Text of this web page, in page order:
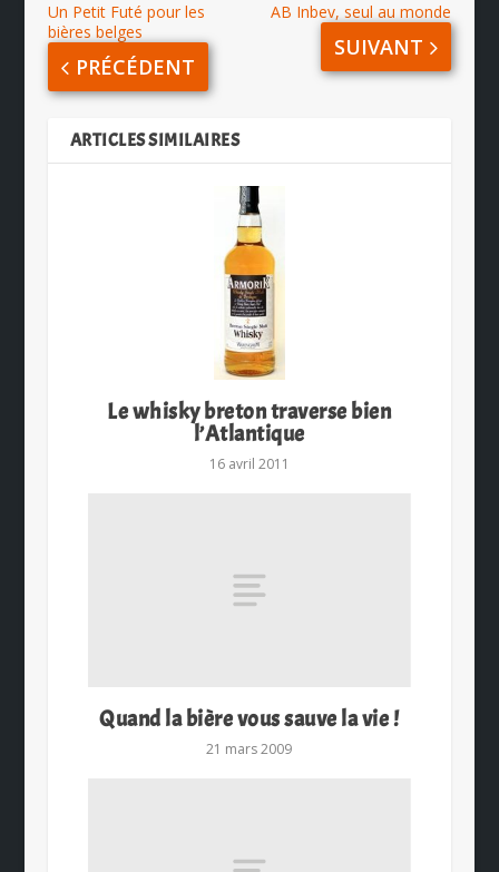
Un Petit Futé pour les
bières belges
PRÉCÉDENT
AB Inbev, seul au monde
SUIVANT
ARTICLES SIMILAIRES
Le whisky breton traverse bien
l’Atlantique
16 avril 2011
Quand la bière vous sauve la vie !
21 mars 2009